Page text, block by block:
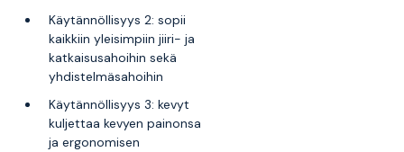
Käytännöllisyys 2: sopii
kaikkiin yleisimpiin jiiri- ja
katkaisusahoihin sekä
yhdistelmäsahoihin
Käytännöllisyys 3: kevyt
kuljettaa kevyen painonsa
ja ergonomisen